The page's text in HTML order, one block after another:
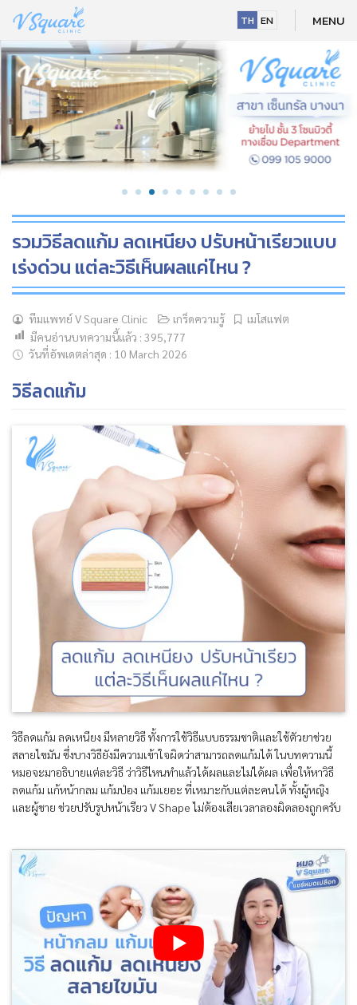
content
NEW
HOT
ค้นหาข้อมูล
Search
for:
TH EN MENU
รวมวิธีลดแก้ม ลดเหนียง ปรับหน้าเรียวแบบ
เร่งด่วน แต่ละวิธีเห็นผลแค่ไหน ?
ทีมแพทย์ V Square Clinic เกร็ดความรู้
เมโสแฟต
มีคนอ่านบทความนี้แล้ว : 395,777
วันที่อัพเดตล่าสุด : 10 March 2026
วิธีลดแก้ม
วิธีลดแก้ม ลดเหนียง มีหลายวิธี ทั้งการใช้วิธีแบบธรรมชาติและใช้ตัวยาช่วย
สลายไขมัน ซึ่งบางวิธียังมีความเข้าใจผิดว่าสามารถลดแก้มได้ ในบทความนี้
หมอจะมาอธิบายแต่ละวิธี ว่าวิธีไหนทำแล้วได้ผลและไม่ได้ผล เพื่อให้หาวิธี
ลดแก้ม แก้หน้ากลม แก้มป่อง แก้มเยอะ ที่เหมาะกับแต่ละคนได้ ทั้งผู้หญิง
และผู้ชาย ช่วยปรับรูปหน้าเรียว V Shape ไม่ต้องเสียเวลาลองผิดลองถูกครับ